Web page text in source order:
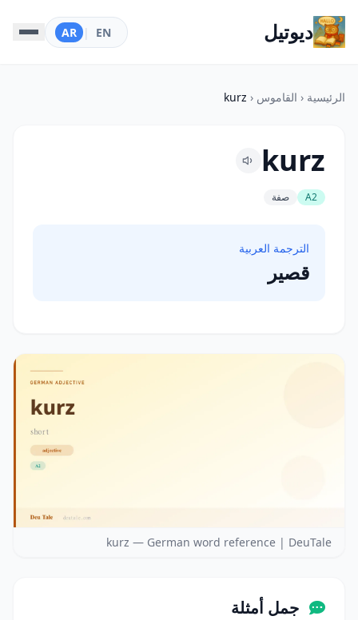
ديوتيل EN
|
AR
الرئيسية ‹ القاموس ‹
kurz
kurz
A2 صفة
الترجمة العربية
قصير
kurz — German word reference | DeuTale
جمل أمثلة